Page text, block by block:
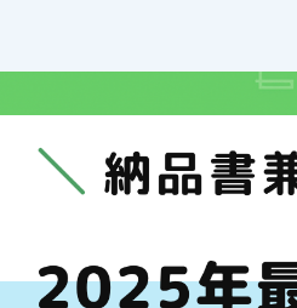
FAX送信 ファ